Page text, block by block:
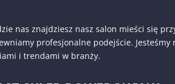
nas znajdziesz nasz salon mieści się
profesjonalne podejście. Jesteśmy
i trendami w branży.